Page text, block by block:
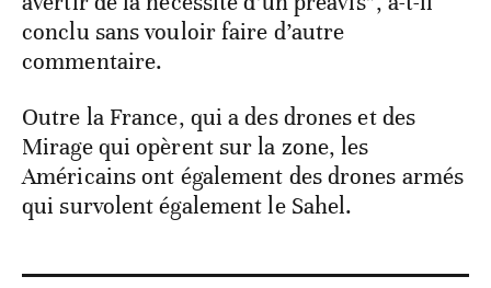
conclu sans vouloir faire d’autre
commentaire.
Outre la France, qui a des drones et des
Mirage qui opèrent sur la zone, les
Américains ont également des drones armés
qui survolent également le Sahel.